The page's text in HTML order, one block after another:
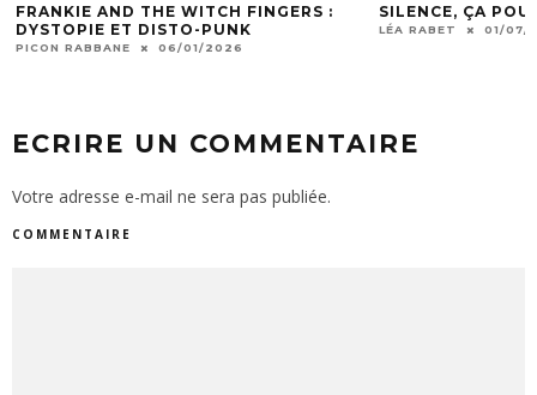
SILENCE, ÇA POUSSE… DANS LE BITUME
LÉA RABET 01/07/2025
LES MEILLEURS
ÉTÉ EN BFC
ECRIRE UN COMMENTAIRE
Votre adresse e-mail ne sera pas publiée.
COMMENTAIRE